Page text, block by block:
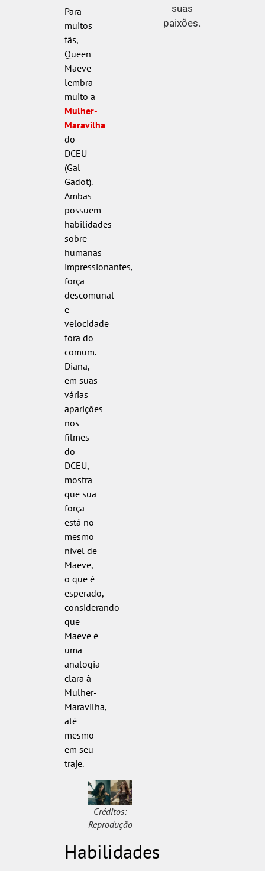
Para
muitos
fãs,
Queen
Maeve
lembra
muito a
Mulher-
Maravilha
do
DCEU
(Gal
Gadot).
Ambas
possuem
habilidades
sobre-
humanas
impressionantes,
força
descomunal
e
velocidade
fora do
comum.
Diana,
em suas
várias
aparições
nos
filmes
do
DCEU,
mostra
que sua
força
está no
mesmo
nível de
Maeve,
o que é
esperado,
considerando
que
Maeve é
uma
analogia
clara à
Mulher-
Maravilha,
até
mesmo
em seu
traje.
Créditos:
Reprodução
Habilidades
suas
paixões.